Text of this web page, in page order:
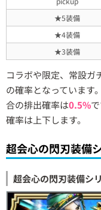
★5装備
★4装備
★3装備
コラボや限定、常設ガ
の確率となっていま
合の排出確率は0.5%
確率は上下します。
超会心の閃刃装備
超会心の閃刃装備シ